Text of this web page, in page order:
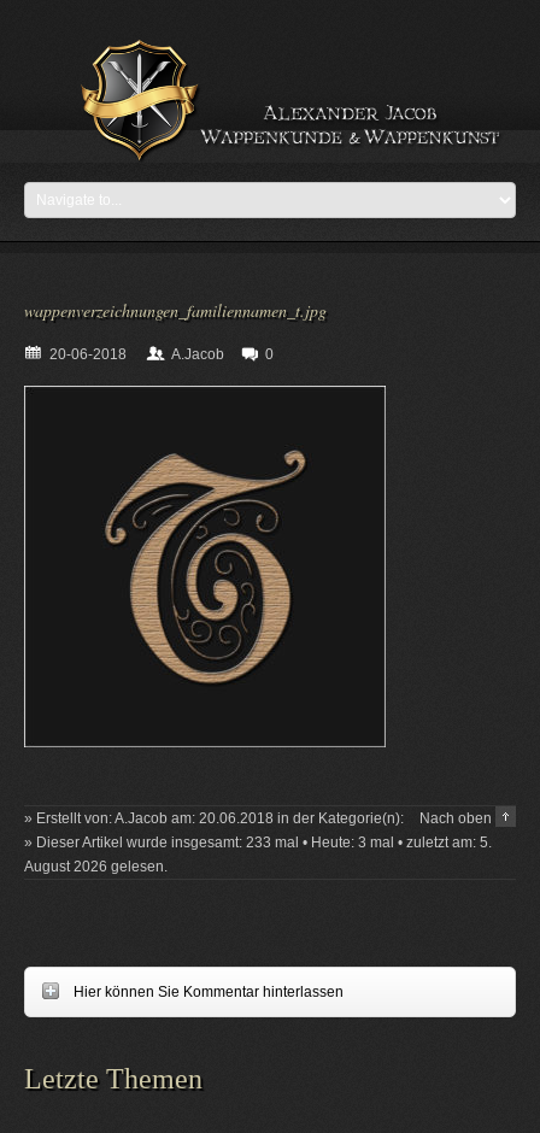
wappenverzeichnungen_familiennamen_t.jpg
20-06-2018 A.Jacob 0
Nach oben
» Erstellt von: A.Jacob am: 20.06.2018 in der Kategorie(n):
» Dieser Artikel wurde insgesamt: 233 mal • Heute: 3 mal • zuletzt am: 5.
August 2026 gelesen.
Hier können Sie Kommentar hinterlassen
Letzte Themen